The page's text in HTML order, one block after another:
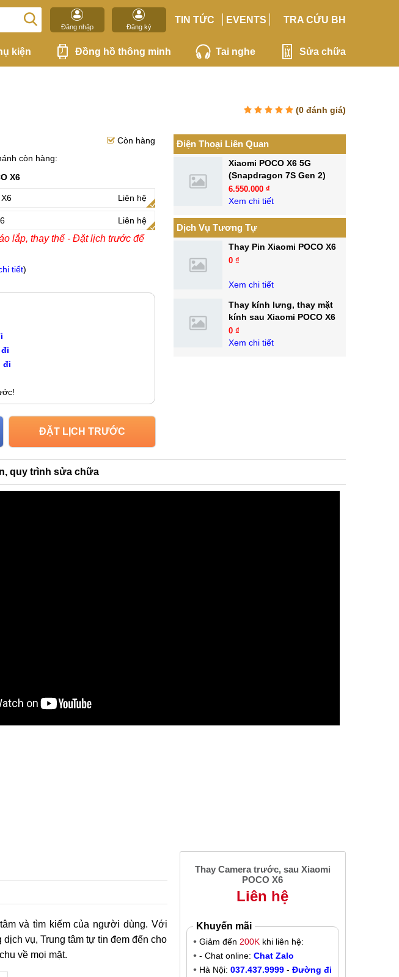
Đăng nhập Đăng ký
TIN TỨC EVENTS TRA CỨU BH
kiện Đồng hồ thông minh Tai nghe Sửa chữa
(0 đánh giá)
Còn hàng
còn hàng:
X6
Liên hệ
Liên hệ
lắp, thay thế - Đặt lịch trước để
tiết)
đi
ĐẶT LỊCH TRƯỚC
Điện Thoại Liên Quan
Xiaomi POCO X6 5G
(Snapdragon 7S Gen 2)
6.550.000 ₫
Xem chi tiết
Dịch Vụ Tương Tự
Thay Pin Xiaomi POCO X6
0 ₫
Xem chi tiết
Thay kính lưng, thay mặt
kính sau Xiaomi POCO X6
0 ₫
Xem chi tiết
quy trình sửa chữa
và tìm kiếm của người dùng. Với
vụ, Trung tâm tự tin đem đến cho
về mọi mặt.
Thay Camera trước, sau Xiaomi
POCO X6
Liên hệ
Khuyến mãi
Giảm đến 200Kkhi liên hệ:
- Chat online: Chat Zalo
Hà Nội: 037.437.9999- Đường đi